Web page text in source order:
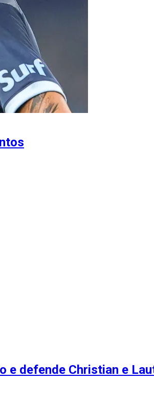
e defende Christian e